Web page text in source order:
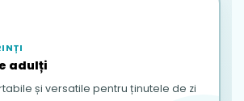
adulți
și versatile pentru ținutele de zi